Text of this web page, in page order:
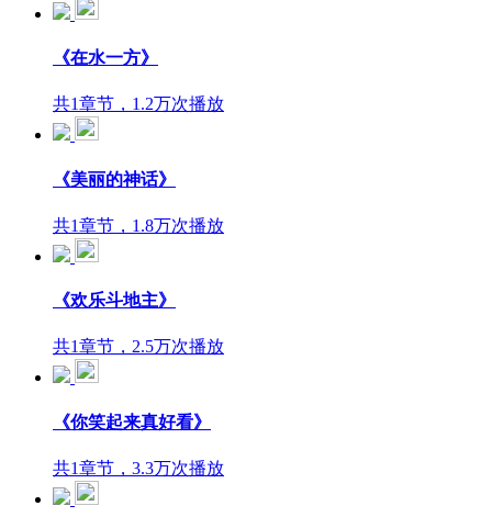
《在水一方》
共1章节，1.2万次播放
《美丽的神话》
共1章节，1.8万次播放
《欢乐斗地主》
共1章节，2.5万次播放
《你笑起来真好看》
共1章节，3.3万次播放